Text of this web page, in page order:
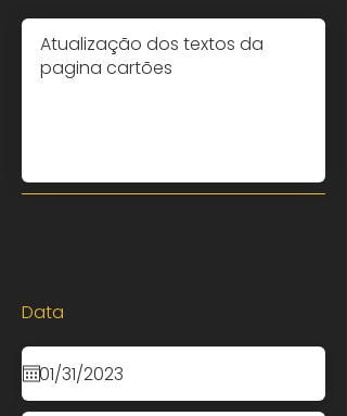
Data